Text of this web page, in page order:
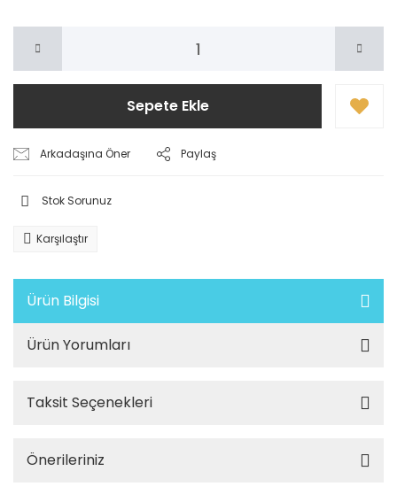
Sepete Ekle
Arkadaşına Öner Paylaş
Stok Sorunuz
Karşılaştır
Ürün Bilgisi
Ürün Yorumları
Taksit Seçenekleri
Önerileriniz